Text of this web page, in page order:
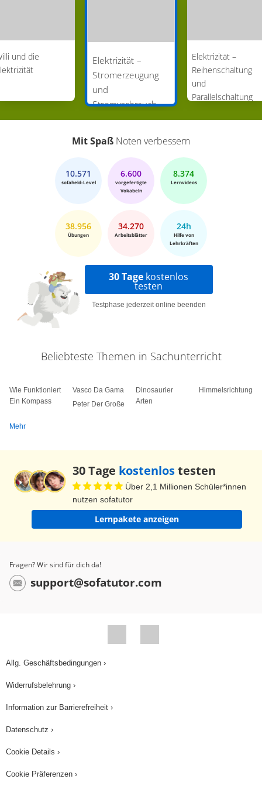
beschäftigt haben, müssen sie erstmal raus und
dass sie nebenbei Strom produzieren, das
wissen sie jetzt auch.
und die
Elektrizität –
Stromerzeugung
und
Stromverbrauch
Elektrizität –
Reihenschaltung
und
Parallelschaltung
Mit Spaß Noten verbessern
10.571
sofaheld-Level
6.600
vorgefertigte
Vokabeln
8.374
Lernvideos
38.956
Übungen
34.270
Arbeitsblätter
24h
Hilfe von
Lehrkräften
30 Tage kostenlos
testen
Testphase jederzeit online beenden
Beliebteste Themen in Sachunterricht
Wie Funktioniert
Ein Kompass
Vasco Da Gama
Peter Der Große
Dinosaurier
Arten
Himmelsrichtungen
Mehr
30 Tage kostenlostesten
Über 2,1 Millionen Schüler*innen
nutzen sofatutor
Lernpakete anzeigen
Fragen? Wir sind für dich da!
support@sofatutor.com
Allg. Geschäftsbedingungen ›
Widerrufsbelehrung ›
Information zur Barrierefreiheit ›
Datenschutz ›
Cookie Details ›
Cookie Präferenzen ›